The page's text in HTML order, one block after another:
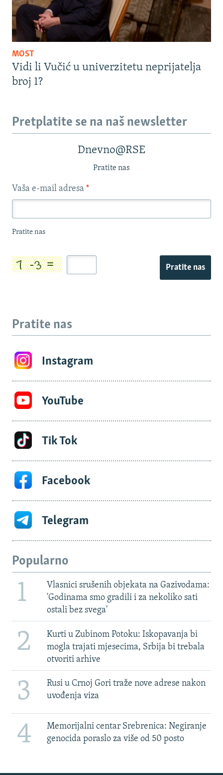
MOST
Vidi li Vučić u univerzitetu neprijatelja
broj 1?
Pretplatite se na naš newsletter
Dnevno@RSE
Pratite nas
Vaša e-mail adresa *
Pratite nas
Pratite nas
Pratite nas
Instagram
YouTube
Tik Tok
Facebook
Telegram
Popularno
1
Vlasnici srušenih objekata na Gazivodama:
'Godinama smo gradili i za nekoliko sati
ostali bez svega'
2
Kurti u Zubinom Potoku: Iskopavanja bi
mogla trajati mjesecima, Srbija bi trebala
otvoriti arhive
3
Rusi u Crnoj Gori traže nove adrese nakon
uvođenja viza
4
Memorijalni centar Srebrenica: Negiranje
genocida poraslo za više od 50 posto